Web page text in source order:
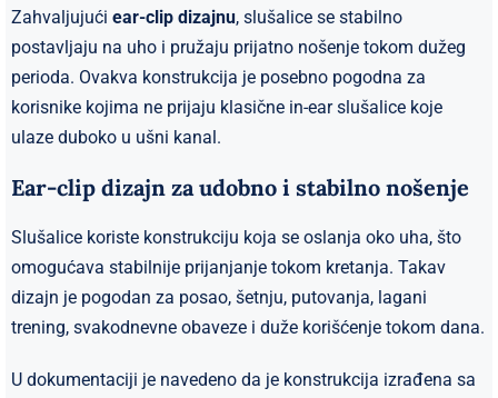
Zahvaljujući ear-clip dizajnu, slušalice se stabilno
postavljaju na uho i pružaju prijatno nošenje tokom dužeg
perioda. Ovakva konstrukcija je posebno pogodna za
korisnike kojima ne prijaju klasične in-ear slušalice koje
ulaze duboko u ušni kanal.
Ear-clip dizajn za udobno i stabilno nošenje
Slušalice koriste konstrukciju koja se oslanja oko uha, što
omogućava stabilnije prijanjanje tokom kretanja. Takav
dizajn je pogodan za posao, šetnju, putovanja, lagani
trening, svakodnevne obaveze i duže korišćenje tokom dana.
U dokumentaciji je navedeno da je konstrukcija izrađena sa